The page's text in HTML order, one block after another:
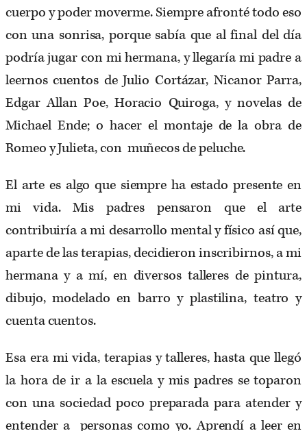
cuerpo y poder moverme. Siempre afronté todo eso
con una sonrisa, porque sabía que al final del día
podría jugar con mi hermana, y llegaría mi padre a
leernos cuentos de Julio Cortázar, Nicanor Parra,
Edgar Allan Poe, Horacio Quiroga, y novelas de
Michael Ende; o hacer el montaje de la obra de
Romeo y Julieta, con muñecos de peluche.
El arte es algo que siempre ha estado presente en
mi vida. Mis padres pensaron que el arte
contribuiría a mi desarrollo mental y físico así que,
aparte de las terapias, decidieron inscribirnos, a mi
hermana y a mí, en diversos talleres de pintura,
dibujo, modelado en barro y plastilina, teatro y
cuenta cuentos.
Esa era mi vida, terapias y talleres, hasta que llegó
la hora de ir a la escuela y mis padres se toparon
con una sociedad poco preparada para atender y
entender a personas como yo. Aprendí a leer en